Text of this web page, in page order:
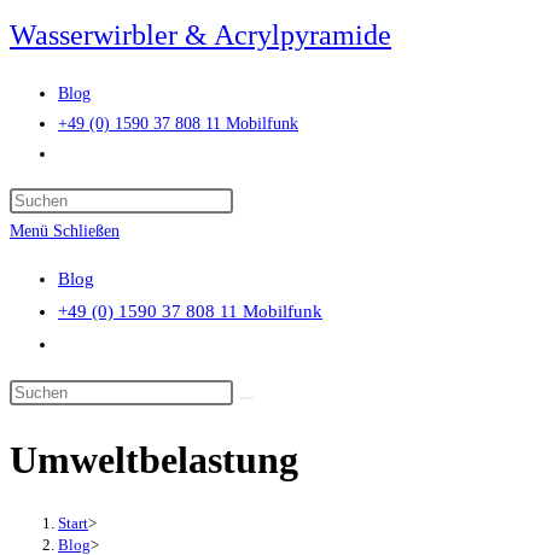
Zum
Inhalt
springen
Wasserwirbler & Acrylpyramide
Blog
+49 (0) 1590 37 808 11 Mobilfunk
umschalten
the
panel.
Menü Schließen
Blog
+49 (0) 1590 37 808 11 Mobilfunk
umschalten
Diese
durchsuchen
Umweltbelastung
Start>
Blog>